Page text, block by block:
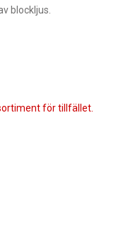
blockljus.
för tillfället.